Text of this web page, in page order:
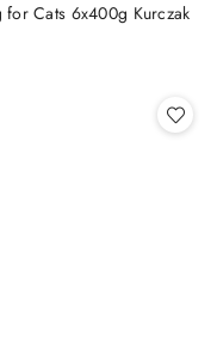
for Cats 6x400g Kurczak